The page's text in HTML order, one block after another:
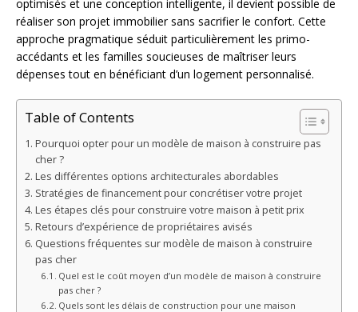
optimisés et une conception intelligente, il devient possible de
réaliser son projet immobilier sans sacrifier le confort. Cette
approche pragmatique séduit particulièrement les primo-
accédants et les familles soucieuses de maîtriser leurs
dépenses tout en bénéficiant d’un logement personnalisé.
Table of Contents
Pourquoi opter pour un modèle de maison à construire pas
cher ?
Les différentes options architecturales abordables
Stratégies de financement pour concrétiser votre projet
Les étapes clés pour construire votre maison à petit prix
Retours d’expérience de propriétaires avisés
Questions fréquentes sur modèle de maison à construire
pas cher
Quel est le coût moyen d’un modèle de maison à construire
pas cher ?
Quels sont les délais de construction pour une maison